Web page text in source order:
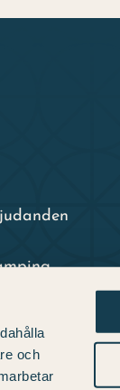
och